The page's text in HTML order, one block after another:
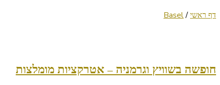
דף ראשי/
Basel
חופשה בשוויץ וגרמניה – אטרקציות מומלצות